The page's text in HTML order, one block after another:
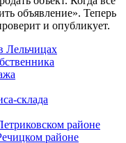
объявление». Теперь
и опубликует.
Лельчицах
склада
районе
районе